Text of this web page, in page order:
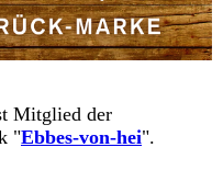
Mitglied der
"Ebbes-von-hei".